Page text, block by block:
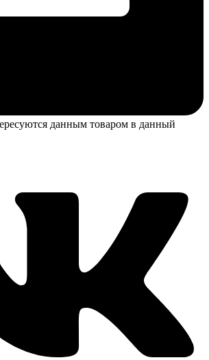
данным товаром в данный